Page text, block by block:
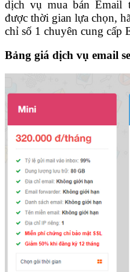
dịch vụ mua bán Email
được thời gian lựa chọn,
chỉ số 1 chuyên cung cấp
Bảng giá dịch vụ email